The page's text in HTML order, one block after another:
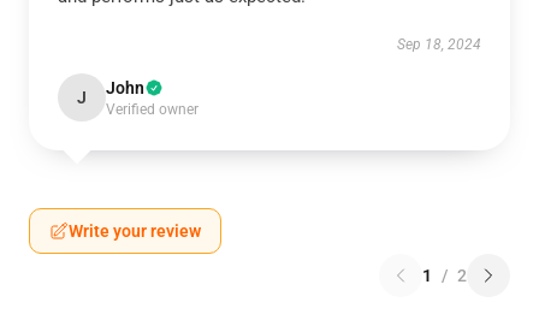
Sep 18, 2024
J John
Verified owner
Write your review
1 / 2